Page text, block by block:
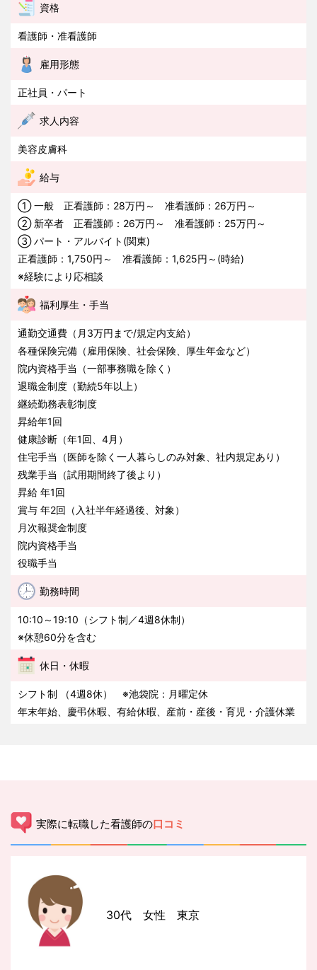
資格
看護師・准看護師
雇用形態
正社員・パート
求人内容
美容皮膚科
給与
① 一般 正看護師：28万円～ 准看護師：26万円～
② 新卒者 正看護師：26万円～ 准看護師：25万円～
③ パート・アルバイト(関東)
正看護師：1,750円～ 准看護師：1,625円～(時給)
※経験により応相談
福利厚生・手当
通勤交通費（月3万円まで/規定内支給）
各種保険完備（雇用保険、社会保険、厚生年金など）
院内資格手当（一部事務職を除く）
退職金制度（勤続5年以上）
継続勤務表彰制度
昇給年1回
健康診断（年1回、4月）
住宅手当（医師を除く一人暮らしのみ対象、社内規定あり）
残業手当（試用期間終了後より）
昇給 年1回
賞与 年2回（入社半年経過後、対象）
月次報奨金制度
院内資格手当
役職手当
勤務時間
10:10～19:10（シフト制／4週8休制）
※休憩60分を含む
休日・休暇
シフト制 （4週8休） ※池袋院：月曜定休
年末年始、慶弔休暇、有給休暇、産前・産後・育児・介護休業
実際に転職した看護師の口コミ
30代 女性 東京